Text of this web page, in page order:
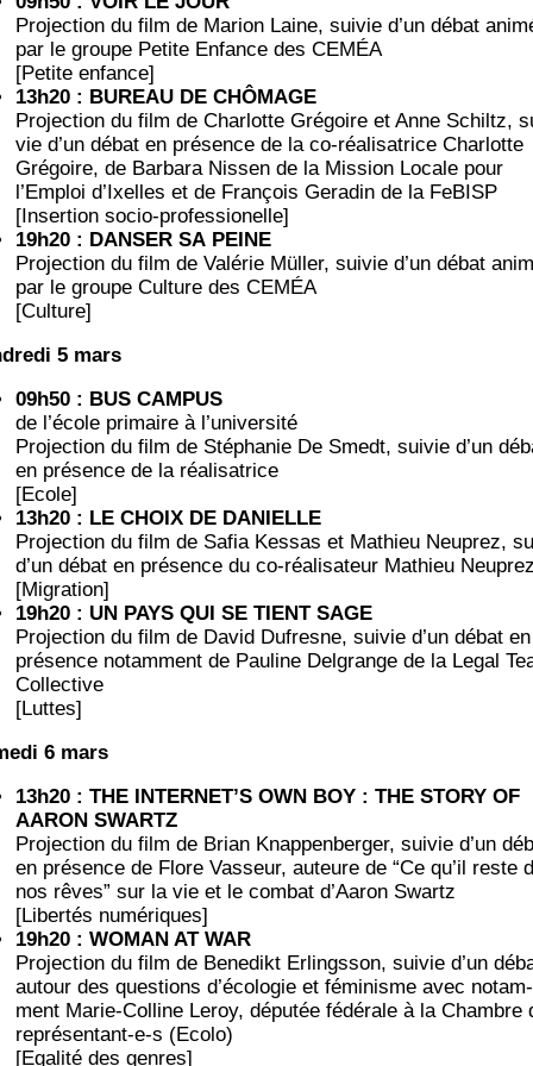
Pro­jec­tion du film de Marion Laine, sui­vie d’un débat
par le groupe Petite Enfance des CEMÉA
[Petite enfance]
13h20 : BUREAU DE CHÔMAGE
Pro­jec­tion du film de Char­lotte Gré­goire et Anne Schiltz,
vie d’un débat en pré­sence de la co-réa­li­sa­trice Char­lotte
Gré­goire, de Bar­ba­ra Nis­sen de la Mis­sion Locale pour
l’Emploi d’Ixelles et de Fran­çois Gera­din de la FeBISP
[Inser­tion socio-professionelle]
19h20 : DANSER SA PEINE
Pro­jec­tion du film de Valé­rie Mül­ler, sui­vie d’un débat
par le groupe Culture des CEMÉA
[Culture]
5 mars
09h50 : BUS CAMPUS
de l’école pri­maire à l’université
Pro­jec­tion du film de Sté­pha­nie De Smedt, sui­vie d’un
en pré­sence de la réalisatrice
[Ecole]
13h20 : LE CHOIX DE DANIELLE
Pro­jec­tion du film de Safia Kes­sas et Mathieu Neu­prez,
d’un débat en pré­sence du co-réa­li­sa­teur Mathieu Neuprez
[Migra­tion]
19h20 : UN PAYS QUI SE TIENT SAGE
Pro­jec­tion du film de David Dufresne, sui­vie d’un débat en
pré­sence notam­ment de Pau­line Del­grange de la Legal
Collective
[Luttes]
6 mars
13h20 : THE INTERNET’S OWN BOY : THE STORY OF
AARON SWARTZ
Pro­jec­tion du film de Brian Knap­pen­ber­ger, sui­vie d’un
en pré­sence de Flore Vas­seur, auteure de “Ce qu’il reste
nos rêves” sur la vie et le com­bat d’Aa­ron Swartz
[Liber­tés numériques]
19h20 : WOMAN AT WAR
Pro­jec­tion du film de Bene­dikt Erling­sson, sui­vie d’un
autour des ques­tions d’é­co­lo­gie et fémi­nisme avec notam­
ment Marie-Col­line Leroy, dépu­tée fédé­rale à la Chambre
repré­sen­tant-e‑s (Eco­lo)
[Ega­li­té des genres]